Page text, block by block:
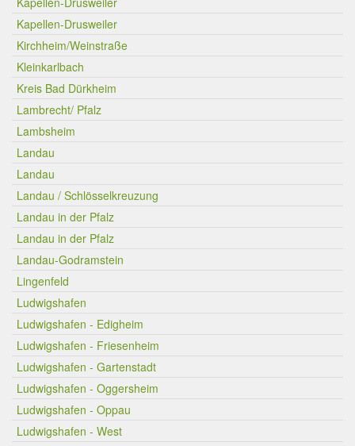
Kapellen-Drusweiler
Kirchheim/Weinstraße
Kleinkarlbach
Kreis Bad Dürkheim
Lambrecht/ Pfalz
Lambsheim
Landau
Landau
Landau / Schlösselkreuzung
Landau in der Pfalz
Landau in der Pfalz
Landau-Godramstein
Lingenfeld
Ludwigshafen
Ludwigshafen - Edigheim
Ludwigshafen - Friesenheim
Ludwigshafen - Gartenstadt
Ludwigshafen - Oggersheim
Ludwigshafen - Oppau
Ludwigshafen - West